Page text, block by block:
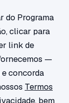
do Programa
clicar para
link de
—
concorda
Termos
, bem